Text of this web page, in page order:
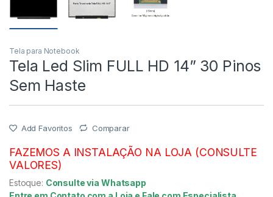
Tela para Notebook
Tela Led Slim FULL HD 14” 30 Pinos
Sem Haste
Add Favoritos Comparar
FAZEMOS A INSTALAÇÃO NA LOJA (CONSULTE
VALORES)
Estoque: Consulte via Whatsapp